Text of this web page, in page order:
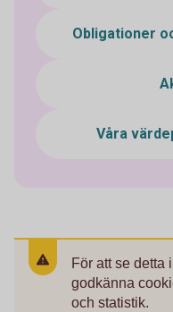
Obligationer
Våra
För att se detta
godkänna
och statistik.